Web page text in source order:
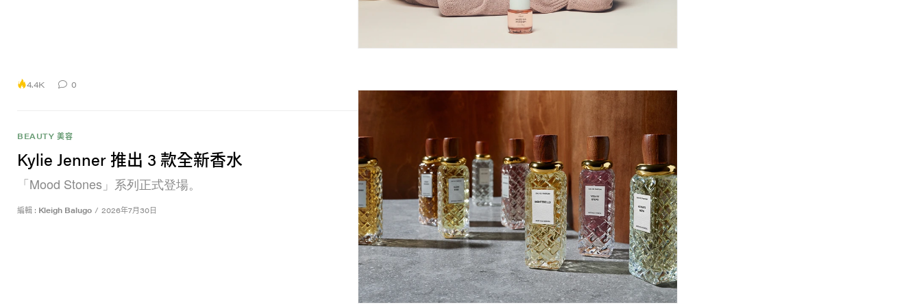
4.4K 0
BEAUTY 美容
Kylie Jenner 推出 3 款全新香水
「Mood Stones」系列正式登場。
編輯 : Kleigh Balugo / 2026年7月30日